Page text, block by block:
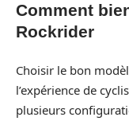
Comment
Rockrider
Choisir le bon
l’expérience de
plusieurs